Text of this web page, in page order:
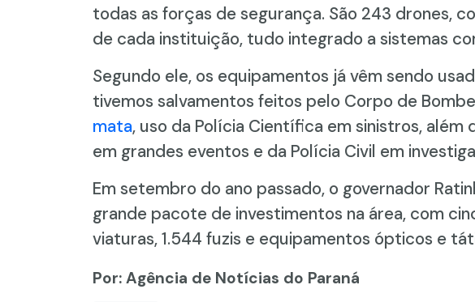
todas as forças de segurança. São 243 drones,
de cada instituição, tudo integrado a sistemas
Segundo ele, os equipamentos já vêm sendo
tivemos salvamentos feitos pelo Corpo de
mata, uso da Polícia Científica em sinistros,
em grandes eventos e da Polícia Civil em
Em setembro do ano passado, o governador
grande pacote de investimentos na área, com
viaturas, 1.544 fuzis e equipamentos ópticos e
Por: Agência de Notícias do Paraná